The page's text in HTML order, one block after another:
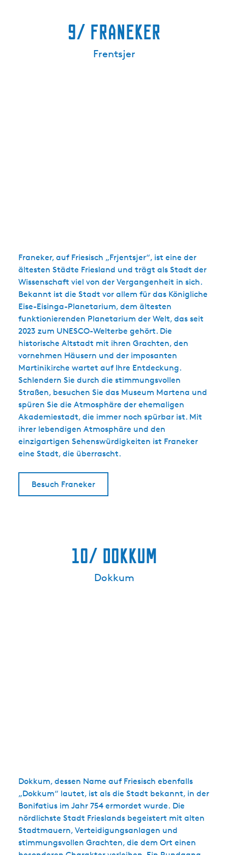
9/ Franeker
Frentsjer
Franeker, auf Friesisch „Frjentsjer“, ist eine der
ältesten Städte Friesland und trägt als Stadt der
Wissenschaft viel von der Vergangenheit in sich.
Bekannt ist die Stadt vor allem für das Königliche
Eise-Eisinga-Planetarium, dem ältesten
funktionierenden Planetarium der Welt, das seit
2023 zum UNESCO-Welterbe gehört. Die
historische Altstadt mit ihren Grachten, den
vornehmen Häusern und der imposanten
Martinikirche wartet auf Ihre Entdeckung.
Schlendern Sie durch die stimmungsvollen
Straßen, besuchen Sie das Museum Martena und
spüren Sie die Atmosphäre der ehemaligen
Akademiestadt, die immer noch spürbar ist. Mit
ihrer lebendigen Atmosphäre und den
einzigartigen Sehenswürdigkeiten ist Franeker
eine Stadt, die überrascht.
Besuch Franeker
10/ Dokkum
Dokkum
Dokkum, dessen Name auf Friesisch ebenfalls
„Dokkum“ lautet, ist als die Stadt bekannt, in der
Bonifatius im Jahr 754 ermordet wurde. Die
nördlichste Stadt Frieslands begeistert mit alten
Stadtmauern, Verteidigungsanlagen und
stimmungsvollen Grachten, die dem Ort einen